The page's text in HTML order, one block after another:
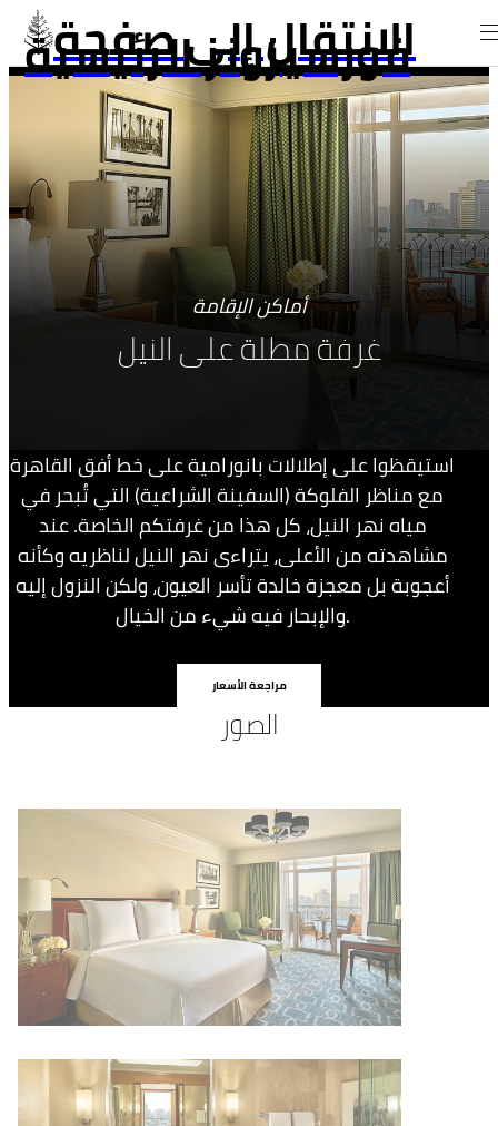
الانتقال إلى صفحة
فورسيزونز الرئيسية
أماكن الإقامة
غرفة مطلة على النيل
استيقظوا على إطلالات بانورامية على خط أفق القاهرة
مع مناظر الفلوكة (السفينة الشراعية) التي تُبحر في
مياه نهر النيل، كل هذا من غرفتكم الخاصة. عند
مشاهدته من الأعلى، يتراءى نهر النيل لناظريه وكأنه
أعجوبة بل معجزة خالدة تأسر العيون، ولكن النزول إليه
والإبحار فيه شيء من الخيال.
مراجعة الأسعار
الصور